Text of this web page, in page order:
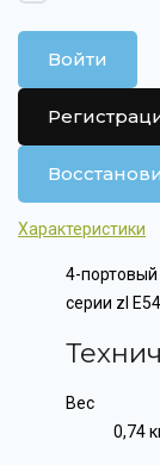
Войти
Характеристики
4-портовый
серии zl
Вес
0,74